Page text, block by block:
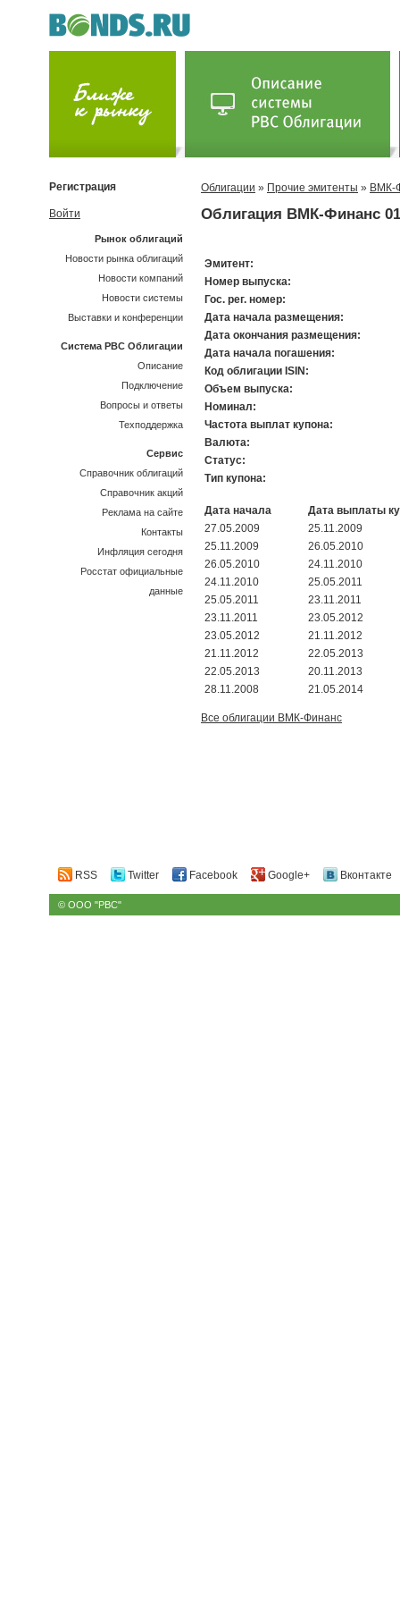
Облигации » Прочие эмитенты » ВМК-
Облигация ВМК-Финанс 01
Эмитент:
Номер выпуска:
Гос. рег. номер:
Дата начала размещения:
Дата окончания размещения:
Дата начала погашения:
Код облигации ISIN:
Объем выпуска:
Номинал:
Частота выплат купона:
Валюта:
Статус:
Тип купона:
Дата начала
Дата выплаты
27.05.2009
25.11.2009
25.11.2009
26.05.2010
26.05.2010
24.11.2010
24.11.2010
25.05.2011
25.05.2011
23.11.2011
23.11.2011
23.05.2012
23.05.2012
21.11.2012
21.11.2012
22.05.2013
22.05.2013
20.11.2013
28.11.2008
21.05.2014
Все облигации ВМК-Финанс
Регистрация
Войти
Рынок облигаций
Новости рынка облигаций
Новости компаний
Новости системы
Выставки и конференции
Система РВС Облигации
Описание
Подключение
Вопросы и ответы
Техподдержка
Сервис
Справочник облигаций
Справочник акций
Реклама на сайте
Контакты
Инфляция сегодня
Росстат официальные
данные
RSS Twitter Facebook Google+ Вконтакте
© ООО "РВС"